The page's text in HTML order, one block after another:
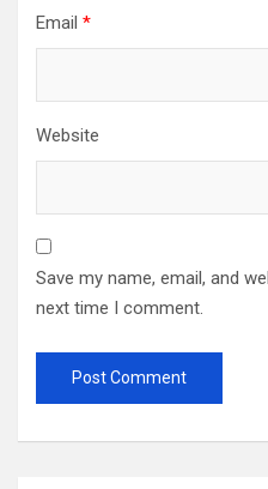
Email *
Website
Save my name, email, and
next time I comment.